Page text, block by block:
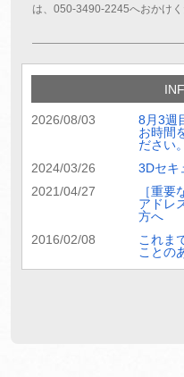
は、050-3490-2245へおかけく
2026/08/03
8月3週
お時間
ださい。
2024/03/26
3Dセキ
2021/04/27
［重
アドレ
方へ
2016/02/08
これま
ことの